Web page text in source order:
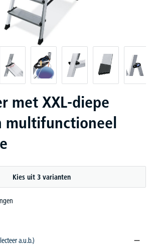
met XXL-diepe
multifunctioneel
Kies uit 3 varianten
a.u.b.)